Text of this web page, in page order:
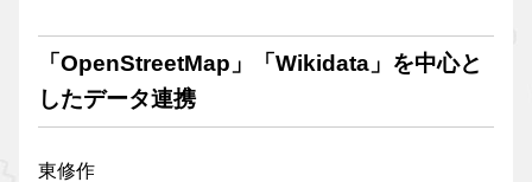
「OpenStreetMap」「Wikidata」を中心と
したデータ連携
東修作